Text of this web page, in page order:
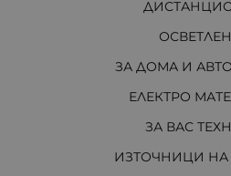
ЗА ДОМА И
ЕЛЕКТРО
ЗА ВАС
ИЗТОЧНИЦИ НА